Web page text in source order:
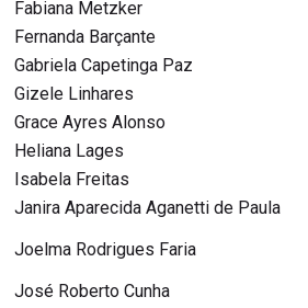
Fabiana Metzker
Fernanda Barçante
Gabriela Capetinga Paz
Gizele Linhares
Grace Ayres Alonso
Heliana Lages
Isabela Freitas
Janira Aparecida Aganetti de Paula
Joelma Rodrigues Faria
José Roberto Cunha